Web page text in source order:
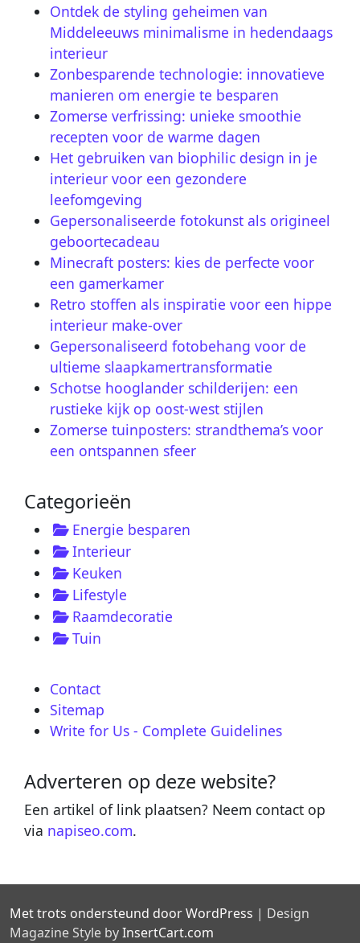
Ontdek de styling geheimen van
Middeleeuws minimalisme in hedendaags
interieur
Zonbesparende technologie: innovatieve
manieren om energie te besparen
Zomerse verfrissing: unieke smoothie
recepten voor de warme dagen
Het gebruiken van biophilic design in je
interieur voor een gezondere
leefomgeving
Gepersonaliseerde fotokunst als origineel
geboortecadeau
Minecraft posters: kies de perfecte voor
een gamerkamer
Retro stoffen als inspiratie voor een hippe
interieur make-over
Gepersonaliseerd fotobehang voor de
ultieme slaapkamertransformatie
Schotse hooglander schilderijen: een
rustieke kijk op oost-west stijlen
Zomerse tuinposters: strandthema’s voor
een ontspannen sfeer
Categorieën
Energie besparen
Interieur
Keuken
Lifestyle
Raamdecoratie
Tuin
Contact
Sitemap
Write for Us - Complete Guidelines
Adverteren op deze website?
Een artikel of link plaatsen? Neem contact op
via napiseo.com.
Met trots ondersteund door WordPress | Design
Magazine Style byInsertCart.com